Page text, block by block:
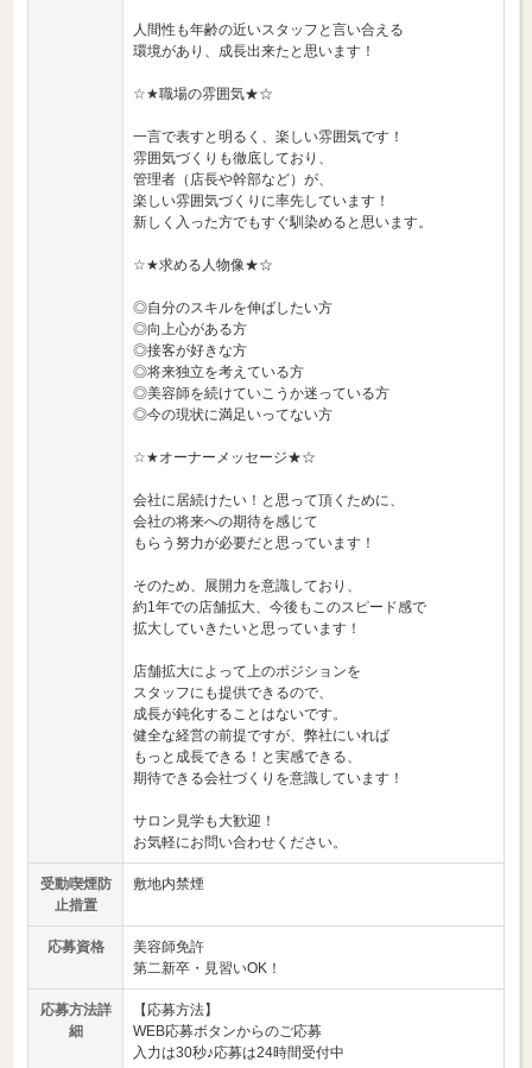
人間性も年齢の近いスタッフと言い合える
環境があり、成長出来たと思います！
☆★職場の雰囲気★☆
一言で表すと明るく、楽しい雰囲気です！
雰囲気づくりも徹底しており、
管理者（店長や幹部など）が、
楽しい雰囲気づくりに率先しています！
新しく入った方でもすぐ馴染めると思います。
☆★求める人物像★☆
◎自分のスキルを伸ばしたい方
◎向上心がある方
◎接客が好きな方
◎将来独立を考えている方
◎美容師を続けていこうか迷っている方
◎今の現状に満足いってない方
☆★オーナーメッセージ★☆
会社に居続けたい！と思って頂くために、
会社の将来への期待を感じて
もらう努力が必要だと思っています！
そのため、展開力を意識しており、
約1年での店舗拡大、今後もこのスピード感で
拡大していきたいと思っています！
店舗拡大によって上のポジションを
スタッフにも提供できるので、
成長が鈍化することはないです。
健全な経営の前提ですが、弊社にいれば
もっと成長できる！と実感できる、
期待できる会社づくりを意識しています！
サロン見学も大歓迎！
お気軽にお問い合わせください。
受動喫煙防
止措置
敷地内禁煙
応募資格
美容師免許
第二新卒・見習いOK！
応募方法詳
細
【応募方法】
WEB応募ボタンからのご応募
入力は30秒♪応募は24時間受付中